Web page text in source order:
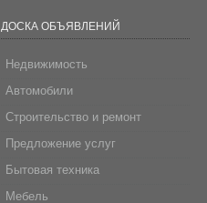
ДОСКА ОБЪЯВЛЕНИЙ
Недвижимость
Автомобили
Строительство и ремонт
Предложение услуг
Бытовая техника
Мебель